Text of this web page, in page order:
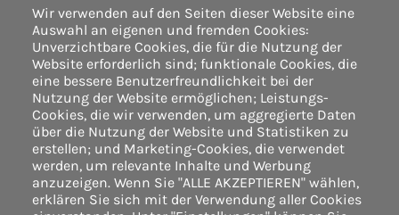
Freitag,
von 8.00 bis 12.15 Uhr und von
13.30 bis 17.00 Uhr
UM EINEN ANRUF BITTEN
EINE NACHRICHT SENDEN
Wir verwenden auf den Seiten dieser Website eine
Auswahl an eigenen und fremden Cookies:
Unverzichtbare Cookies, die für die Nutzung der
Website erforderlich sind; funktionale Cookies, die
eine bessere Benutzerfreundlichkeit bei der
Nutzung der Website ermöglichen; Leistungs-
Cookies, die wir verwenden, um aggregierte Daten
über die Nutzung der Website und Statistiken zu
erstellen; und Marketing-Cookies, die verwendet
werden, um relevante Inhalte und Werbung
anzuzeigen. Wenn Sie "ALLE AKZEPTIEREN" wählen,
erklären Sie sich mit der Verwendung aller Cookies